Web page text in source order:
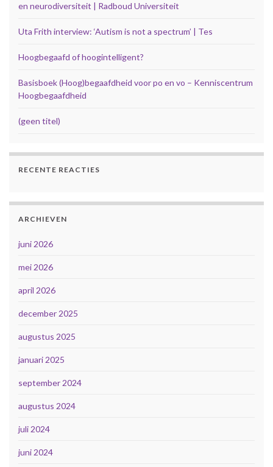
en neurodiversiteit | Radboud Universiteit
Uta Frith interview: ‘Autism is not a spectrum’ | Tes
Hoogbegaafd of hoogintelligent?
Basisboek (Hoog)begaafdheid voor po en vo – Kenniscentrum
Hoogbegaafdheid
(geen titel)
RECENTE REACTIES
ARCHIEVEN
juni 2026
mei 2026
april 2026
december 2025
augustus 2025
januari 2025
september 2024
augustus 2024
juli 2024
juni 2024